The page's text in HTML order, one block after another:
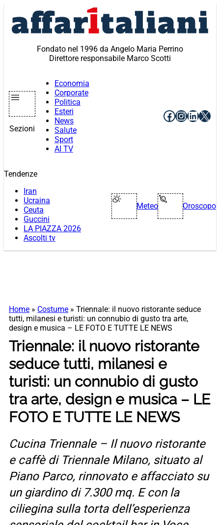
contenuto
Fondato nel 1996 da Angelo Maria Perrino
Direttore responsabile Marco Scotti
Sezioni
Economia
Corporate
Politica
Esteri
News
Salute
Sport
AI TV
Facebook
X
Tendenze
Iran
Ucraina
Ceuta
Guccini
LA PIAZZA 2026
Ascolti tv
Meteo Oroscopo
Home » Costume » Triennale: il nuovo ristorante seduce
tutti, milanesi e turisti: un connubio di gusto tra arte,
design e musica – LE FOTO E TUTTE LE NEWS
Triennale: il nuovo ristorante
seduce tutti, milanesi e
turisti: un connubio di gusto
tra arte, design e musica – LE
FOTO E TUTTE LE NEWS
Cucina Triennale – Il nuovo ristorante
e caffè di Triennale Milano, situato al
Piano Parco, rinnovato e affacciato su
un giardino di 7.300 mq. E con la
ciliegina sulla torta dell’esperienza